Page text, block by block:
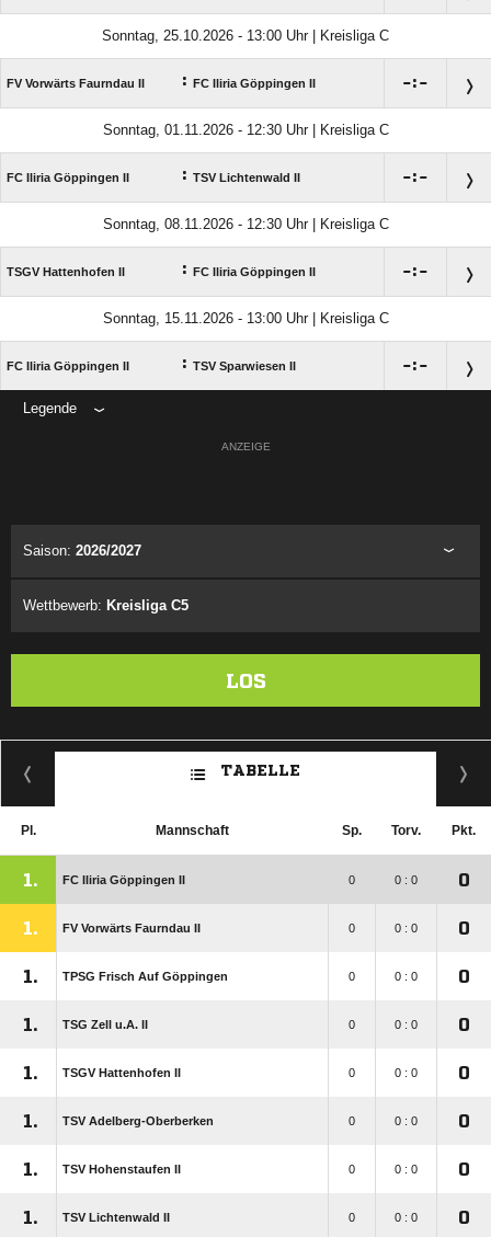
Sonntag, 25.10.2026 - 13:00 Uhr | Kreisliga C
FV Vorwärts Faurndau II : FC Iliria Göppingen II :
Sonntag, 01.11.2026 - 12:30 Uhr | Kreisliga C
FC Iliria Göppingen II : TSV Lichtenwald II :
Sonntag, 08.11.2026 - 12:30 Uhr | Kreisliga C
TSGV Hattenhofen II : FC Iliria Göppingen II :
Sonntag, 15.11.2026 - 13:00 Uhr | Kreisliga C
FC Iliria Göppingen II : TSV Sparwiesen II :
Legende
ANZEIGE
Saison: 2026/2027
Wettbewerb: Kreisliga C5
LOS
TABELLE
Pl. Mannschaft Sp. Torv. Pkt.
1. FC Iliria Göppingen II 0 0 : 0 0
1. FV Vorwärts Faurndau II 0 0 : 0 0
1. TPSG Frisch Auf Göppingen 0 0 : 0 0
1. TSG Zell u.A. II 0 0 : 0 0
1. TSGV Hattenhofen II 0 0 : 0 0
1. TSV Adelberg-Oberberken 0 0 : 0 0
1. TSV Hohenstaufen II 0 0 : 0 0
1. TSV Lichtenwald II 0 0 : 0 0